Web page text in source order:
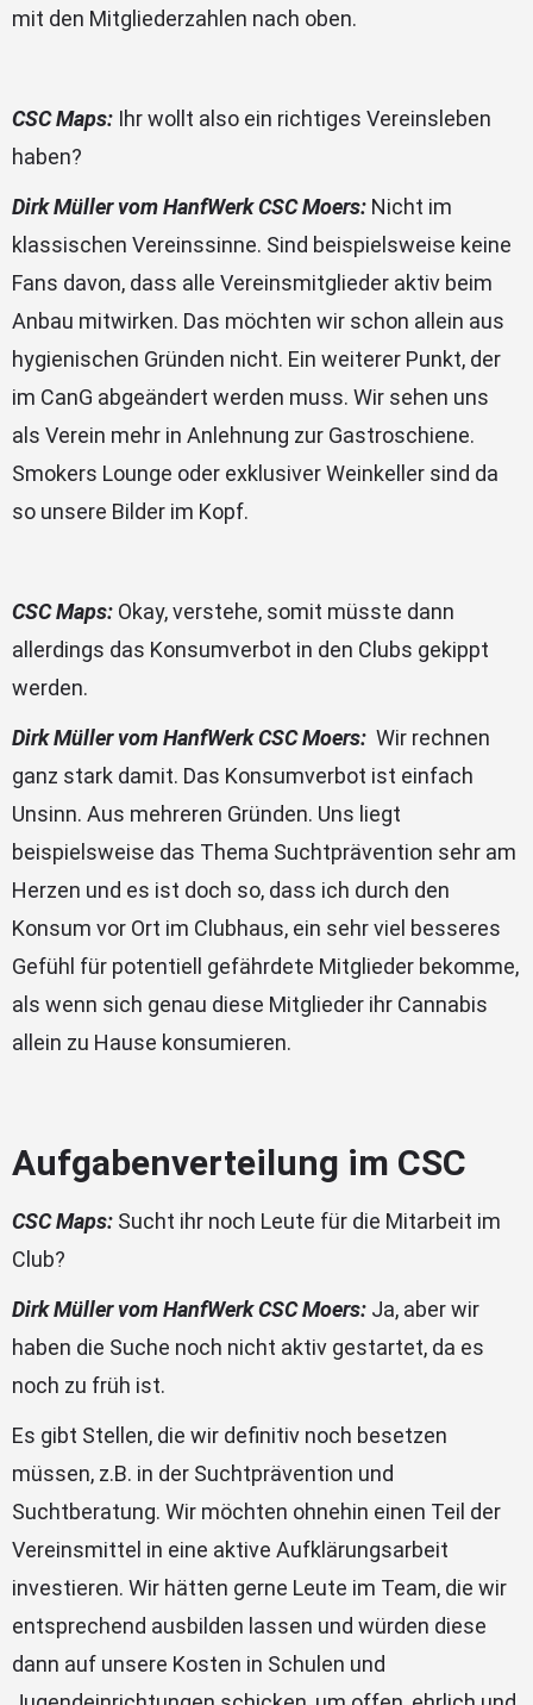
mit den Mitgliederzahlen nach oben.
CSC Maps: Ihr wollt also ein richtiges Vereinsleben
haben?
Dirk Müller vom HanfWerk CSC Moers: Nicht im
klassischen Vereinssinne. Sind beispielsweise keine
Fans davon, dass alle Vereinsmitglieder aktiv beim
Anbau mitwirken. Das möchten wir schon allein aus
hygienischen Gründen nicht. Ein weiterer Punkt, der
im CanG abgeändert werden muss. Wir sehen uns
als Verein mehr in Anlehnung zur Gastroschiene.
Smokers Lounge oder exklusiver Weinkeller sind da
so unsere Bilder im Kopf.
CSC Maps: Okay, verstehe, somit müsste dann
allerdings das Konsumverbot in den Clubs gekippt
werden.
Dirk Müller vom HanfWerk CSC Moers: Wir rechnen
ganz stark damit. Das Konsumverbot ist einfach
Unsinn. Aus mehreren Gründen. Uns liegt
beispielsweise das Thema Suchtprävention sehr am
Herzen und es ist doch so, dass ich durch den
Konsum vor Ort im Clubhaus, ein sehr viel besseres
Gefühl für potentiell gefährdete Mitglieder bekomme,
als wenn sich genau diese Mitglieder ihr Cannabis
allein zu Hause konsumieren.
Aufgabenverteilung im CSC
CSC Maps: Sucht ihr noch Leute für die Mitarbeit im
Club?
Dirk Müller vom HanfWerk CSC Moers: Ja, aber wir
haben die Suche noch nicht aktiv gestartet, da es
noch zu früh ist.
Es gibt Stellen, die wir definitiv noch besetzen
müssen, z.B. in der Suchtprävention und
Suchtberatung. Wir möchten ohnehin einen Teil der
Vereinsmittel in eine aktive Aufklärungsarbeit
investieren. Wir hätten gerne Leute im Team, die wir
entsprechend ausbilden lassen und würden diese
dann auf unsere Kosten in Schulen und